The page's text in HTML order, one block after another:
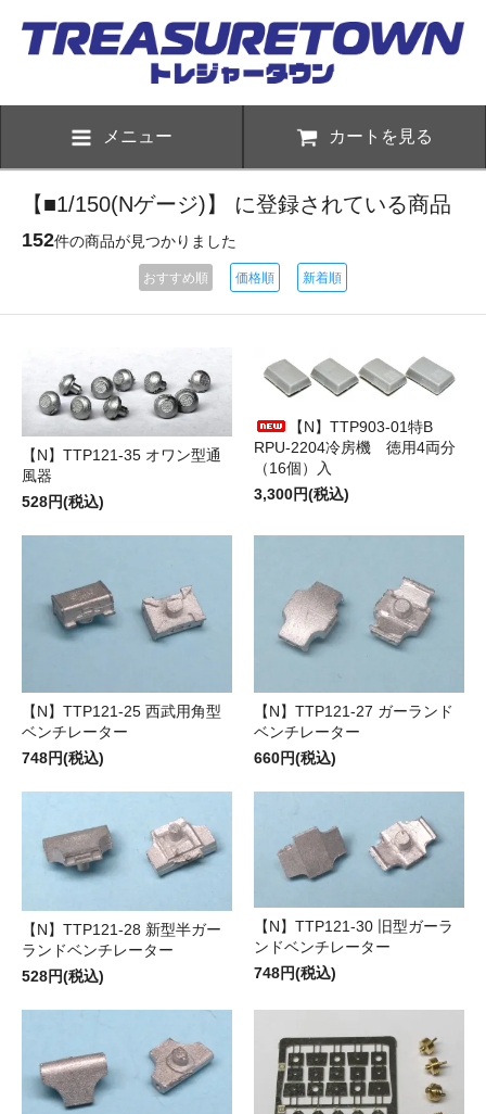
メニュー カートを見る
【■1/150(Nゲージ)】 に登録されている商品
152件の商品が見つかりました
おすすめ順 価格順 新着順
【N】TTP121-35 オワン型通
風器
528円(税込)
【N】TTP903-01特B
RPU-2204冷房機 徳用4両分
（16個）入
3,300円(税込)
【N】TTP121-25 西武用角型
ベンチレーター
748円(税込)
【N】TTP121-27 ガーランド
ベンチレーター
660円(税込)
【N】TTP121-28 新型半ガー
ランドベンチレーター
528円(税込)
【N】TTP121-30 旧型ガーラ
ンドベンチレーター
748円(税込)